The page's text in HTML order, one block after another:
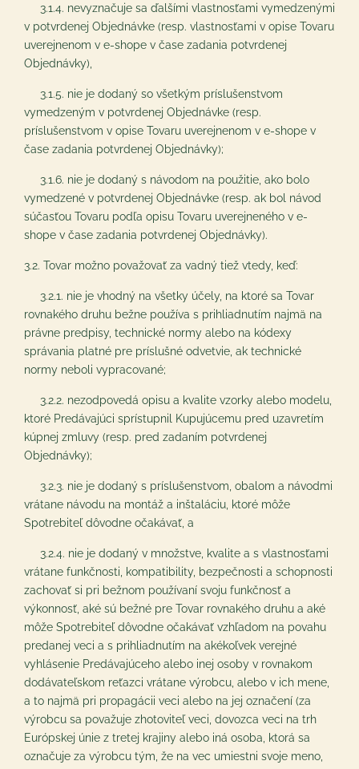
3.1.4. nevyznačuje sa ďalšími vlastnosťami vymedzenými
v potvrdenej Objednávke (resp. vlastnosťami v opise Tovaru
uverejnenom v e-shope v čase zadania potvrdenej
Objednávky),
3.1.5. nie je dodaný so všetkým príslušenstvom
vymedzeným v potvrdenej Objednávke (resp.
príslušenstvom v opise Tovaru uverejnenom v e-shope v
čase zadania potvrdenej Objednávky);
3.1.6. nie je dodaný s návodom na použitie, ako bolo
vymedzené v potvrdenej Objednávke (resp. ak bol návod
súčasťou Tovaru podľa opisu Tovaru uverejneného v e-
shope v čase zadania potvrdenej Objednávky).
3.2. Tovar možno považovať za vadný tiež vtedy, keď:
3.2.1. nie je vhodný na všetky účely, na ktoré sa Tovar
rovnakého druhu bežne používa s prihliadnutím najmä na
právne predpisy, technické normy alebo na kódexy
správania platné pre príslušné odvetvie, ak technické
normy neboli vypracované;
3.2.2. nezodpovedá opisu a kvalite vzorky alebo modelu,
ktoré Predávajúci sprístupnil Kupujúcemu pred uzavretím
kúpnej zmluvy (resp. pred zadaním potvrdenej
Objednávky);
3.2.3. nie je dodaný s príslušenstvom, obalom a návodmi
vrátane návodu na montáž a inštaláciu, ktoré môže
Spotrebiteľ dôvodne očakávať, a
3.2.4. nie je dodaný v množstve, kvalite a s vlastnosťami
vrátane funkčnosti, kompatibility, bezpečnosti a schopnosti
zachovať si pri bežnom používaní svoju funkčnosť a
výkonnosť, aké sú bežné pre Tovar rovnakého druhu a aké
môže Spotrebiteľ dôvodne očakávať vzhľadom na povahu
predanej veci a s prihliadnutím na akékoľvek verejné
vyhlásenie Predávajúceho alebo inej osoby v rovnakom
dodávateľskom reťazci vrátane výrobcu, alebo v ich mene,
a to najmä pri propagácii veci alebo na jej označení (za
výrobcu sa považuje zhotoviteľ veci, dovozca veci na trh
Európskej únie z tretej krajiny alebo iná osoba, ktorá sa
označuje za výrobcu tým, že na vec umiestni svoje meno,